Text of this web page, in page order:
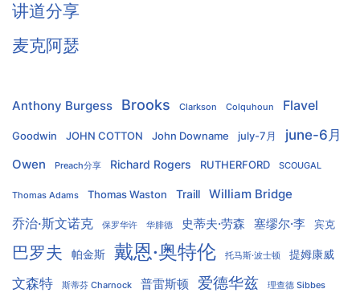
讲道分享
麦克阿瑟
Anthony Burgess Brooks Clarkson Colquhoun Flavel
Goodwin JOHN COTTON John Downame july-7月 june-6月
Owen Preach分享 Richard Rogers RUTHERFORD SCOUGAL
Thomas Adams Thomas Waston Traill William Bridge
乔治·斯文诺克 保罗华许 华腓德 史蒂夫·劳森 塞缪尔·李 宾克
巴罗夫 帕金斯 戴恩·奥特伦 托马斯·波士顿 提姆康威
文森特 斯蒂芬 Charnock 普雷斯顿 爱德华兹 理查德 Sibbes